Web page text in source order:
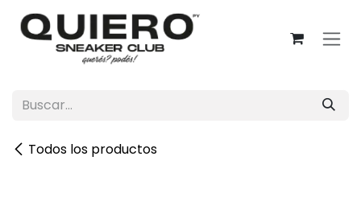
Ir al contenido
Todos los productos